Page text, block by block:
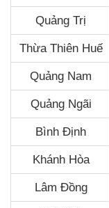
Quảng Trị
Thừa Thiên Huế
Quảng Nam
Quảng Ngãi
Bình Định
Khánh Hòa
Lâm Đồng